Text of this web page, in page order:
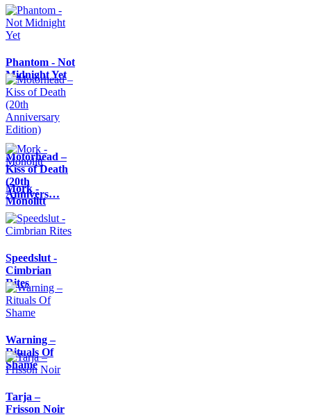
Phantom - Not
Midnight Yet
Motörhead –
Kiss of Death
(20th
Annivers…
Mork -
Monolitt
Speedslut -
Cimbrian
Rites
Warning –
Rituals Of
Shame
Tarja –
Frisson Noir